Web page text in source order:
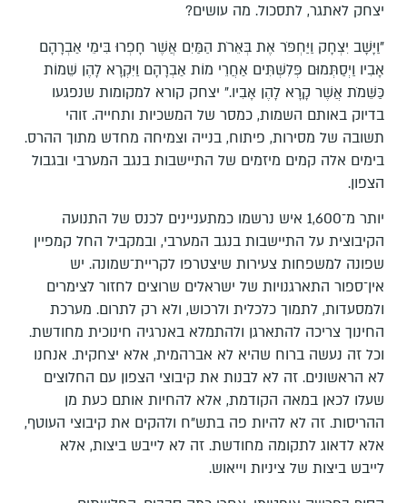
יצחק לאתגר, לתסכול. מה עושים?
"וַיָּשָׁב יִצְחָק וַיַּחְפֹּר אֶת בְּאֵרֹת הַמַּיִם אֲשֶׁר חָפְרוּ בִּימֵי אַבְרָהָם
אָבִיו וַיְסַתְּמוּם פְּלִשְׁתִּים אַחֲרֵי מוֹת אַבְרָהָם וַיִּקְרָא לָהֶן שֵׁמוֹת
כַּשֵּׁמֹת אֲשֶׁר קָרָא לָהֶן אָבִיו." יצחק קורא למקומות שנפגעו
בדיוק באותם השמות, כמסר של המשכיות ותחייה. זוהי
תשובה של מסירות, פיתוח, בנייה וצמיחה מחדש מתוך ההרס.
בימים אלה קמים מיזמים של התיישבות בנגב המערבי ובגבול
הצפון.
יותר מ־1,600 איש נרשמו כמתעניינים לכנס של התנועה
הקיבוצית על התיישבות בנגב המערבי, ובמקביל החל קמפיין
שפונה למשפחות צעירות שיצטרפו לקריית־שמונה. יש
אין־ספור התארגנויות של ישראלים שרוצים לחזור לצימרים
ולמסעדות, לתמוך כלכלית ולרכוש, ולא רק לתרום. מערכת
החינוך צריכה להתארגן ולהתמלא באנרגיה חינוכית מחודשת.
וכל זה נעשה ברוח שהיא לא אברהמית, אלא יצחקית. אנחנו
לא הראשונים. זה לא לבנות את קיבוצי הצפון עם החלוצים
שעלו לכאן במאה הקודמת, אלא להחיות אותם כעת מן
ההריסות. זה לא להיות פה בתש"ח ולהקים את קיבוצי העוטף,
אלא לדאוג לתקומה מחודשת. זה לא לייבש ביצות, אלא
לייבש ביצות של ציניות וייאוש.